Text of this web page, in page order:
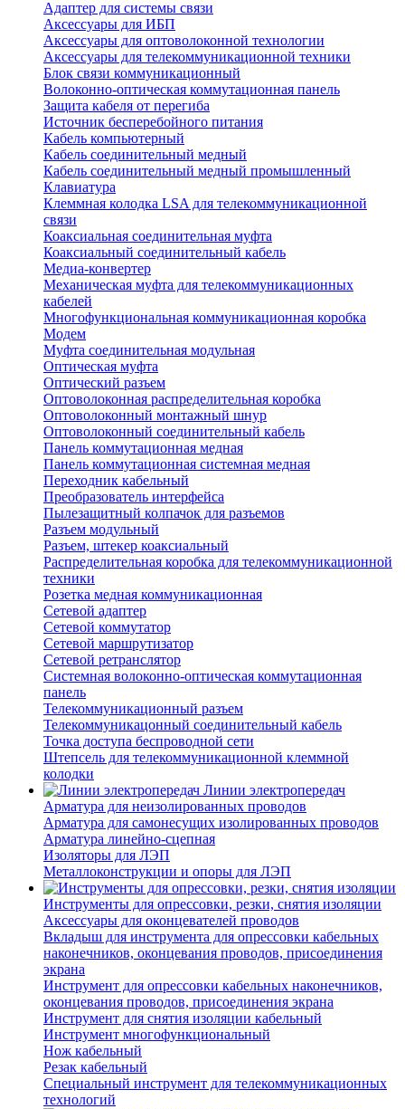
Адаптер для системы связи
Аксессуары для ИБП
Аксессуары для оптоволоконной технологии
Аксессуары для телекоммуникационной техники
Блок связи коммуникационный
Волоконно-оптическая коммутационная панель
Защита кабеля от перегиба
Источник бесперебойного питания
Кабель компьютерный
Кабель соединительный медный
Кабель соединительный медный промышленный
Клавиатура
Клеммная колодка LSA для телекоммуникационной
связи
Коаксиальная соединительная муфта
Коаксиальный соединительный кабель
Медиа-конвертер
Механическая муфта для телекоммуникационных
кабелей
Многофункциональная коммуникационная коробка
Модем
Муфта соединительная модульная
Оптическая муфта
Оптический разъем
Оптоволоконная распределительная коробка
Оптоволоконный монтажный шнур
Оптоволоконный соединительный кабель
Панель коммутационная медная
Панель коммутационная системная медная
Переходник кабельный
Преобразователь интерфейса
Пылезащитный колпачок для разъемов
Разъем модульный
Разъем, штекер коаксиальный
Распределительная коробка для телекоммуникационной
техники
Розетка медная коммуникационная
Сетевой адаптер
Сетевой коммутатор
Сетевой маршрутизатор
Сетевой ретранслятор
Системная волоконно-оптическая коммутационная
панель
Телекоммуникационный разъем
Телекоммуникацонный соединительный кабель
Точка доступа беспроводной сети
Штепсель для телекоммуникационной клеммной
колодки
Линии электропередач
Арматура для неизолированных проводов
Арматура для самонесущих изолированных проводов
Арматура линейно-сцепная
Изоляторы для ЛЭП
Металлоконструкции и опоры для ЛЭП
Инструменты для опрессовки, резки, снятия изоляции
Аксессуары для оконцевателей проводов
Вкладыш для инструмента для опрессовки кабельных
наконечников, оконцевания проводов, присоединения
экрана
Инструмент для опрессовки кабельных наконечников,
оконцевания проводов, присоединения экрана
Инструмент для снятия изоляции кабельный
Инструмент многофункциональный
Нож кабельный
Резак кабельный
Специальный инструмент для телекоммуникационных
технологий